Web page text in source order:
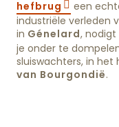
hefbrug
een
industriële verleden
in Génelard,
je onder te
sluiswachters, in het
van Bourgondië.